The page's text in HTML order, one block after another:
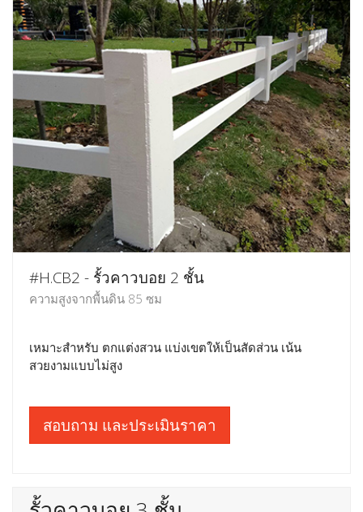
#H.CB2 - รั้วคาวบอย 2 ชั้น
ความสูงจากพื้นดิน 85 ซม
เหมาะสำหรับ ตกแต่งสวน แบ่งเขตให้เป็นสัดส่วน เน้น
สวยงามแบบไม่สูง
สอบถาม และประเมินราคา